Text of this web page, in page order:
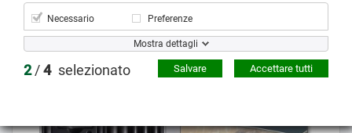
Prezzo scontato
Necessario Preferenze
Mostra dettagli
2/4 selezionato Accettare tutti
Salvare